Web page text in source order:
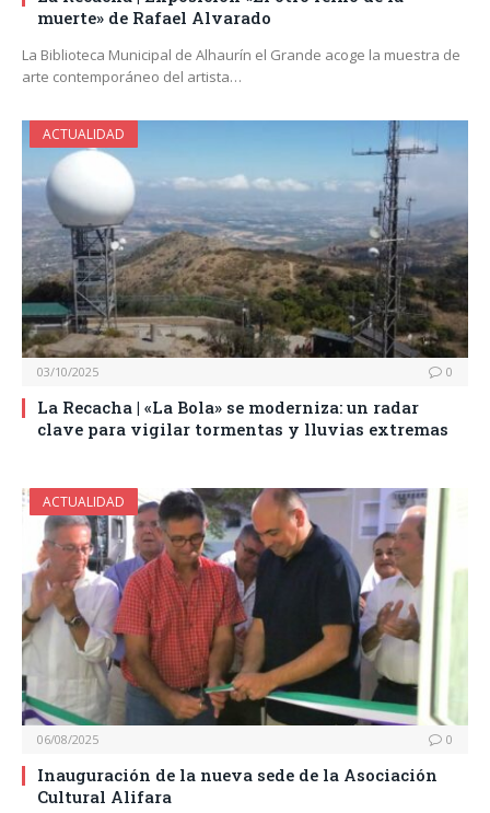
muerte» de Rafael Alvarado
La Biblioteca Municipal de Alhaurín el Grande acoge la muestra de
arte contemporáneo del artista…
ACTUALIDAD
03/10/2025 0
La Recacha | «La Bola» se moderniza: un radar
clave para vigilar tormentas y lluvias extremas
ACTUALIDAD
06/08/2025 0
Inauguración de la nueva sede de la Asociación
Cultural Alifara